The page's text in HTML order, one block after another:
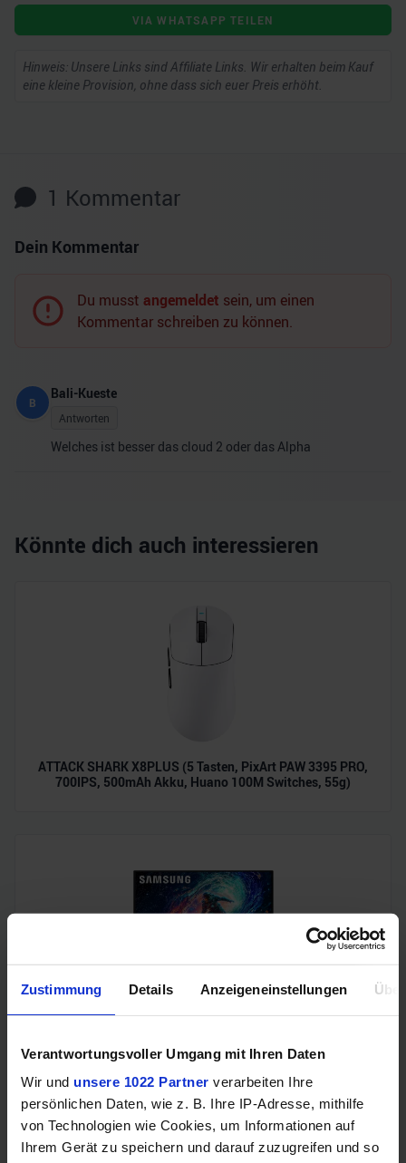
Zustimmung Details Anzeigeneinstellungen
Verantwortungsvoller Umgang mit Ihren Daten
Wir und unsere 1022 Partner verarbeiten Ihre
persönlichen Daten, wie z. B. Ihre IP-Adresse, mithilfe
von Technologien wie Cookies, um Informationen auf
Ihrem Gerät zu speichern und darauf zuzugreifen und so
VIA WHATSAPP TEILEN
Hinweis: Unsere Links sind Affiliate Links. Wir erhalten beim Kauf
eine kleine Provision, ohne dass sich euer Preis erhöht.
1 Kommentar
Dein Kommentar
Du musst angemeldet sein, um einen
Kommentar schreiben zu können.
B
Bali-Kueste
Antworten
Welches ist besser das cloud 2 oder das Alpha
Könnte dich auch interessieren
ATTACK SHARK X8PLUS (5 Tasten, PixArt PAW 3395 PRO,
700IPS, 500mAh Akku, Huano 100M Switches, 55g)
Samsung Odyssey OLED G6 (240Hz, WQHD, 27", QD-OLED,